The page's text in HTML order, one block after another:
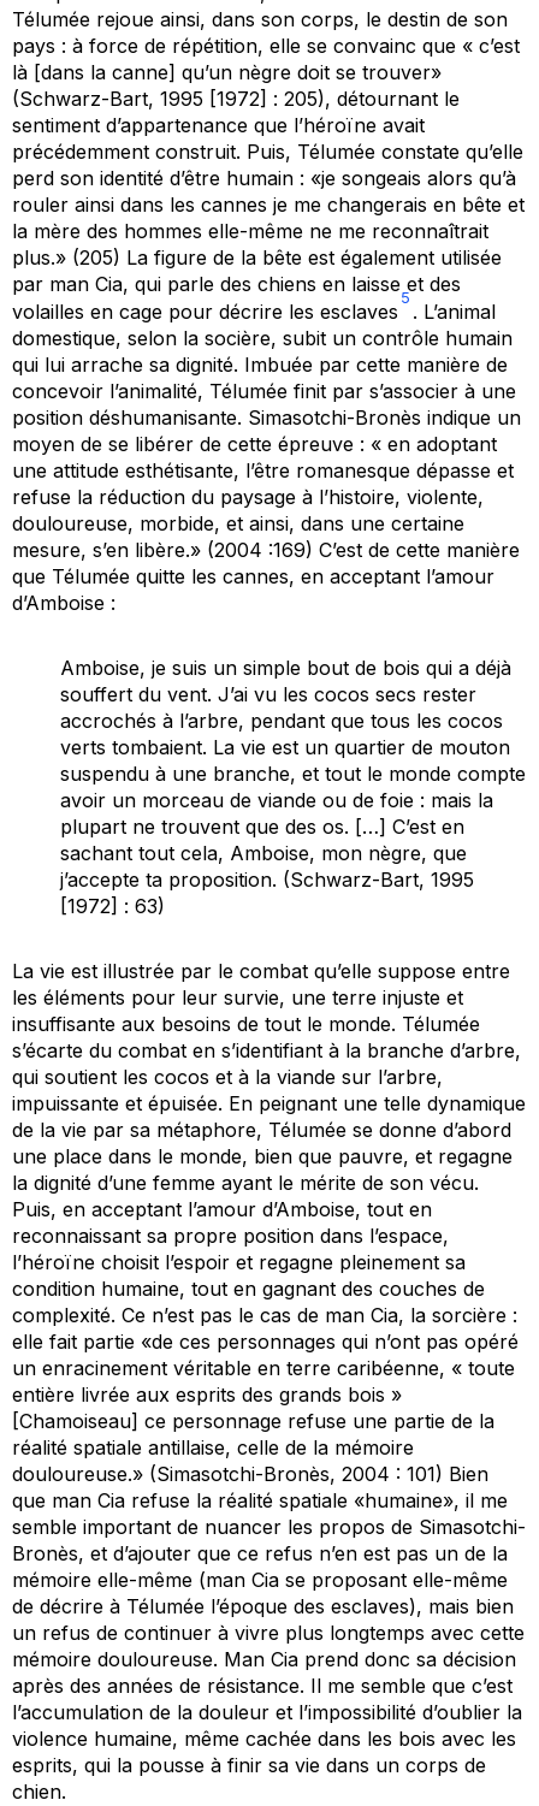
Télumée rejoue ainsi, dans son corps, le destin de son
pays : à force de répétition, elle se convainc que « c’est
là [dans la canne] qu’un nègre doit se trouver»
(Schwarz-Bart, 1995 [1972] : 205), détournant le
sentiment d’appartenance que l’héroïne avait
précédemment construit. Puis, Télumée constate qu’elle
perd son identité d’être humain : «je songeais alors qu’à
rouler ainsi dans les cannes je me changerais en bête et
la mère des hommes elle-même ne me reconnaîtrait
plus.» (205) La figure de la bête est également utilisée
par man Cia, qui parle des chiens en laisse et des
volailles en cage pour décrire les esclaves
5
. L’animal
domestique, selon la socière, subit un contrôle humain
qui lui arrache sa dignité. Imbuée par cette manière de
concevoir l’animalité, Télumée finit par s’associer à une
position déshumanisante. Simasotchi-Bronès indique un
moyen de se libérer de cette épreuve : « en adoptant
une attitude esthétisante, l’être romanesque dépasse et
refuse la réduction du paysage à l’histoire, violente,
douloureuse, morbide, et ainsi, dans une certaine
mesure, s’en libère.» (2004 :169) C’est de cette manière
que Télumée quitte les cannes, en acceptant l’amour
d’Amboise :
Amboise, je suis un simple bout de bois qui a déjà
souffert du vent. J’ai vu les cocos secs rester
accrochés à l’arbre, pendant que tous les cocos
verts tombaient. La vie est un quartier de mouton
suspendu à une branche, et tout le monde compte
avoir un morceau de viande ou de foie : mais la
plupart ne trouvent que des os. […] C’est en
sachant tout cela, Amboise, mon nègre, que
j’accepte ta proposition. (Schwarz-Bart, 1995
[1972] : 63)
La vie est illustrée par le combat qu’elle suppose entre
les éléments pour leur survie, une terre injuste et
insuffisante aux besoins de tout le monde. Télumée
s’écarte du combat en s’identifiant à la branche d’arbre,
qui soutient les cocos et à la viande sur l’arbre,
impuissante et épuisée. En peignant une telle dynamique
de la vie par sa métaphore, Télumée se donne d’abord
une place dans le monde, bien que pauvre, et regagne
la dignité d’une femme ayant le mérite de son vécu.
Puis, en acceptant l’amour d’Amboise, tout en
reconnaissant sa propre position dans l’espace,
l’héroïne choisit l’espoir et regagne pleinement sa
condition humaine, tout en gagnant des couches de
complexité. Ce n’est pas le cas de man Cia, la sorcière :
elle fait partie «de ces personnages qui n’ont pas opéré
un enracinement véritable en terre caribéenne, « toute
entière livrée aux esprits des grands bois »
[Chamoiseau] ce personnage refuse une partie de la
réalité spatiale antillaise, celle de la mémoire
douloureuse.» (Simasotchi-Bronès, 2004 : 101) Bien
que man Cia refuse la réalité spatiale «humaine», il me
semble important de nuancer les propos de Simasotchi-
Bronès, et d’ajouter que ce refus n’en est pas un de la
mémoire elle-même (man Cia se proposant elle-même
de décrire à Télumée l’époque des esclaves), mais bien
un refus de continuer à vivre plus longtemps avec cette
mémoire douloureuse. Man Cia prend donc sa décision
après des années de résistance. Il me semble que c’est
l’accumulation de la douleur et l’impossibilité d’oublier la
violence humaine, même cachée dans les bois avec les
esprits, qui la pousse à finir sa vie dans un corps de
chien.